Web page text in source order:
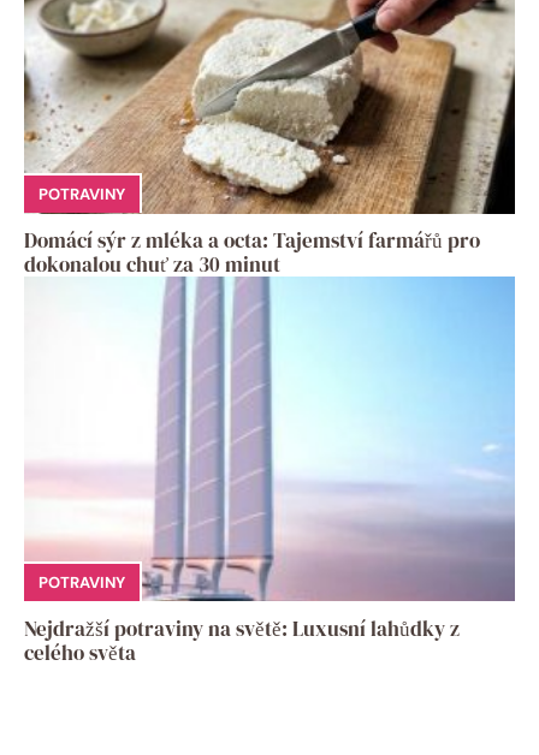
POTRAVINY
Domácí sýr z mléka a octa: Tajemství farmářů pro
dokonalou chuť za 30 minut
POTRAVINY
Nejdražší potraviny na světě: Luxusní lahůdky z
celého světa